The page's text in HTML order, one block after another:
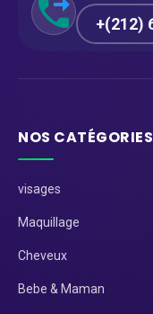
+(212)
NOS CATÉGORIES
visages
Maquillage
Cheveux
Bebe & Maman